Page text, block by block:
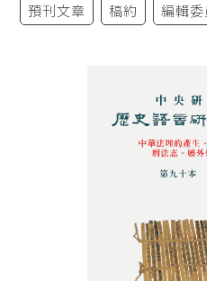
預刊文章 稿約 編輯委